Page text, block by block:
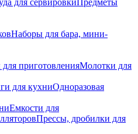
для сервировкиПредметы
Наборы для бара, мини-
приготовленияМолотки для
для кухниОдноразовая
Емкости для
Прессы, дробилки для